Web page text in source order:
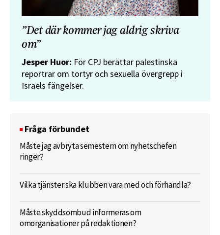
”Det där kommer jag aldrig skriva
om”
Jesper Huor: För CPJ berättar palestinska
reportrar om tortyr och sexuella övergrepp i
Israels fängelser.
Fråga förbundet
Måste jag avbryta semestern om nyhetschefen
ringer?
Vilka tjänster ska klubben vara med och förhandla?
Måste skyddsombud informeras om
omorganisationer på redaktionen?